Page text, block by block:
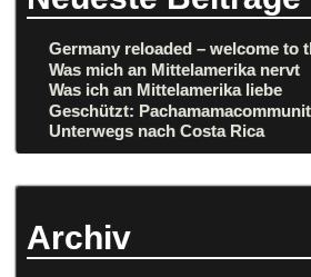
Germany reloaded – welcome to
Was mich an Mittelamerika nervt
Was ich an Mittelamerika liebe
Geschützt:
Unterwegs nach Costa Rica
Archiv